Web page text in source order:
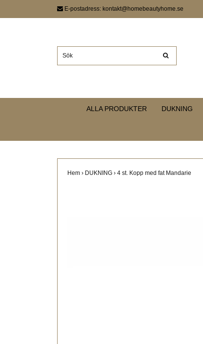
E-postadress: kontakt@homebeautyhome.se
ALLA PRODUKTER DUKNING
Hem › DUKNING › 4 st. Kopp med fat Mandarie